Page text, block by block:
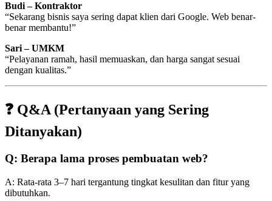
Budi – Kontraktor
“Sekarang bisnis saya sering dapat klien dari Google. Web benar-
benar membantu!”
Sari – UMKM
“Pelayanan ramah, hasil memuaskan, dan harga sangat sesuai
dengan kualitas.”
❓ Q&A (Pertanyaan yang Sering
Ditanyakan)
Q: Berapa lama proses pembuatan web?
A: Rata-rata 3–7 hari tergantung tingkat kesulitan dan fitur yang
dibutuhkan.